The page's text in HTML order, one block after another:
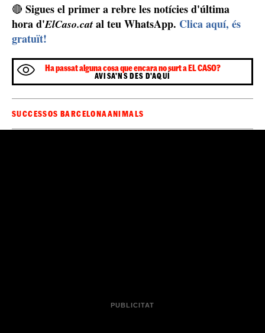
🔴 Sigues el primer a rebre les notícies d'última
hora d'ElCaso.cat al teu WhatsApp. Clica aquí, és
gratuït!
Ha passat alguna cosa que encara no surt a EL CASO?
AVISA'NS DES D'AQUÍ
SUCCESSOS BARCELONAANIMALS